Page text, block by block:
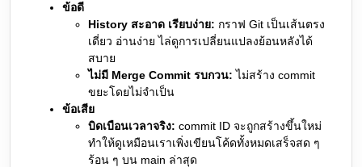
ข้อดี
History สะอาด เรียบง่าย: กราฟ Git เป็นเส้นตรง
เดี่ยว อ่านง่าย ไล่ดูการเปลี่ยนแปลงย้อนหลังได้
สบาย
ไม่มี Merge Commit รบกวน: ไม่สร้าง commit
ขยะโดยไม่จำเป็น
ข้อเสีย
บิดเบือนเวลาจริง: commit ID จะถูกสร้างขึ้นใหม่
ทำให้ดูเหมือนเราเพิ่งเขียนโค้ดทั้งหมดเสร็จสด ๆ
ร้อน ๆ บน main ล่าสุด